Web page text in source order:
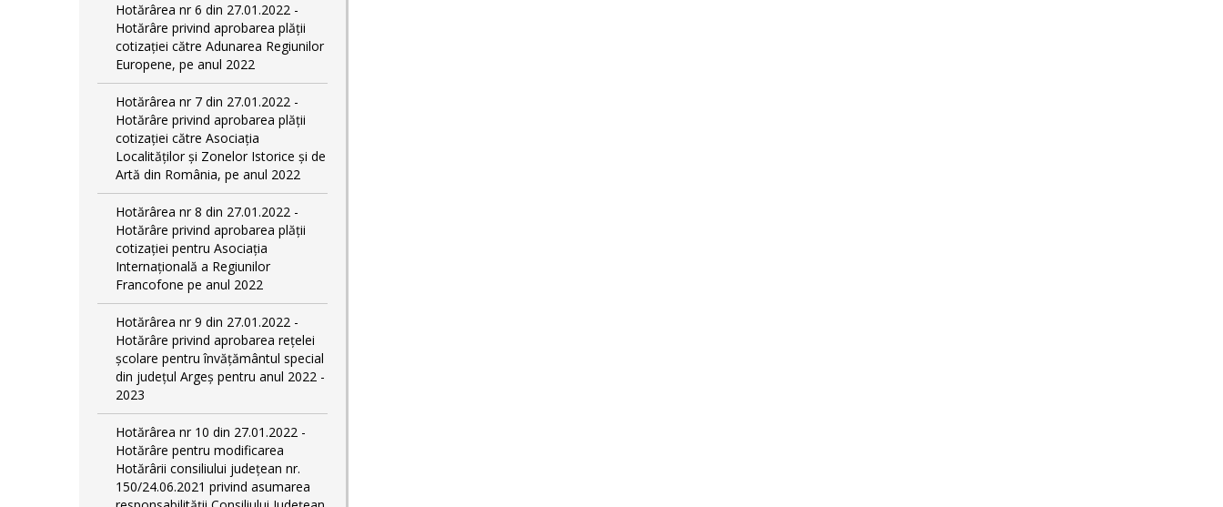
Hotărârea nr 6 din 27.01.2022 -
Hotărâre privind aprobarea plății
cotizației către Adunarea Regiunilor
Europene, pe anul 2022
Hotărârea nr 7 din 27.01.2022 -
Hotărâre privind aprobarea plății
cotizației către Asociația
Localităților și Zonelor Istorice și de
Artă din România, pe anul 2022
Hotărârea nr 8 din 27.01.2022 -
Hotărâre privind aprobarea plății
cotizației pentru Asociația
Internațională a Regiunilor
Francofone pe anul 2022
Hotărârea nr 9 din 27.01.2022 -
Hotărâre privind aprobarea rețelei
școlare pentru învățământul special
din județul Argeș pentru anul 2022 -
2023
Hotărârea nr 10 din 27.01.2022 -
Hotărâre pentru modificarea
Hotărârii consiliului județean nr.
150/24.06.2021 privind asumarea